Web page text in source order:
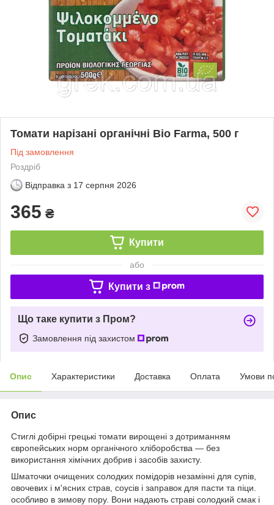
Томати нарізані органічні Bio Farma, 500 г
Під замовлення
Роздріб
Відправка з 17 серпня 2026
365 ₴
Купити
або
Купити з
Що таке купити з Пром?
Замовлення під захистом
Опис Характеристики Доставка Оплата Умови
Опис
Стиглі добірні грецькі томати вирощені з дотриманням
європейських норм органічного хліборобства — без
використання хімічних добрив і засобів захисту.
Шматочки очищених солодких помідорів незамінні для супів,
овочевих і м'ясних страв, соусів і заправок для пасти та піци.
особливо в зимову пору. Вони надають страві солодкий смак і